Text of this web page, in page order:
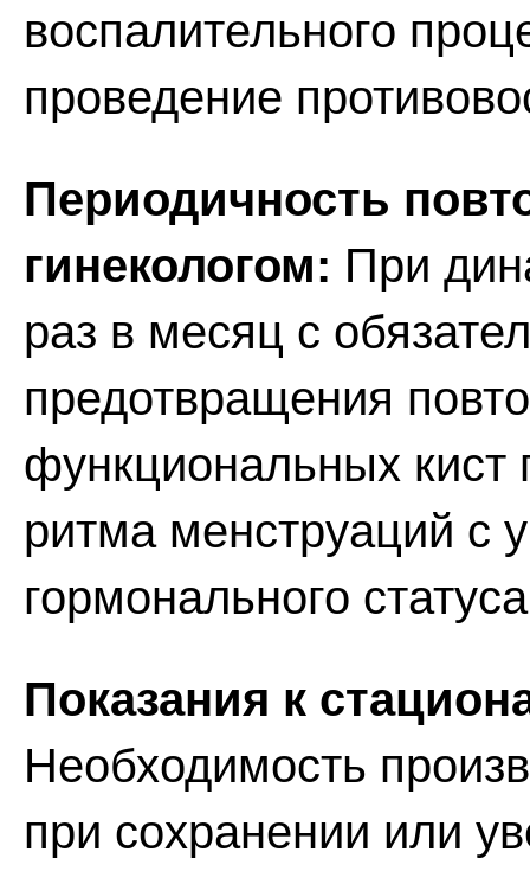
воспалительного
проведение
Периодичность
гинекологом: При
раз в месяц с
предотвращения
функциональных кист
ритма менструаций с
гормонального
Показания к
Необходимость
при сохранении или